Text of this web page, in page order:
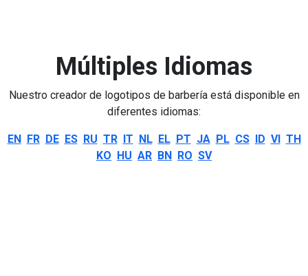
Múltiples Idiomas
Nuestro creador de logotipos de barbería está disponible en
diferentes idiomas:
EN FR DE ES RU TR IT NL EL PT JA PL CS ID VI TH
KO HU AR BN RO SV